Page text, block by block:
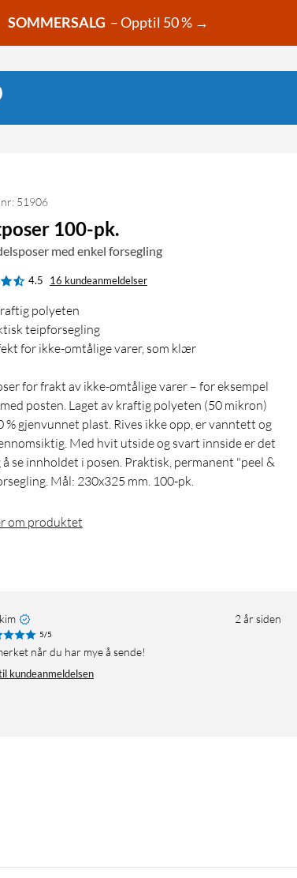
SOMMERSALG – Opptil 50 % →
51906
100-pk.
med enkel forsegling
4.5 16 kundeanmeldelser
polyeten
teipforsegling
for ikke-ømtålige varer, som klær
for frakt av ikke-ømtålige varer – for eksempel
posten. Laget av kraftig polyeten (50 mikron)
% gjenvunnet plast. Rives ikke opp, er vanntett og
Med hvit utside og svart innside er det
se innholdet i posen. Praktisk, permanent "peel &
Mål: 230x325 mm. 100-pk.
om produktet
2 år siden
5/5
når du har mye å sende!
kundeanmeldelsen